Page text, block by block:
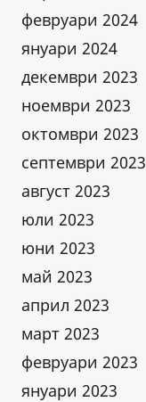
февруари 2024
януари 2024
декември 2023
ноември 2023
октомври 2023
септември 2023
август 2023
юли 2023
юни 2023
май 2023
април 2023
март 2023
февруари 2023
януари 2023